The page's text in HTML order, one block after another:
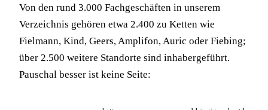
Von den rund 3.000 Fachgeschäften in unserem
Verzeichnis gehören etwa 2.400 zu Ketten wie
Fielmann, Kind, Geers, Amplifon, Auric oder Fiebing;
über 2.500 weitere Standorte sind inhabergeführt.
Pauschal besser ist keine Seite: